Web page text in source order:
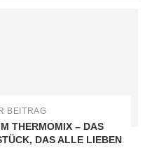
BEITRAG
THERMOMIX – DAS
DAS ALLE LIEBEN